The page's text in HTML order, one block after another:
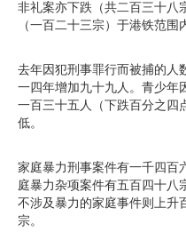
非礼案亦下跌（共二百三十八
（一百二十三宗）于港铁范围
去年因犯刑事罪行而被捕的人
一四年增加九十九人。青少年
一百三十五人（下跌百分之四
低。
家庭暴力刑事案件有一千四百
庭暴力杂项案件有五百四十八
不涉及暴力的家庭事件则上升
宗。